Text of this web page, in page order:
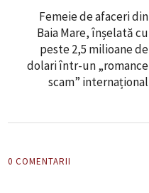
Femeie de afaceri din
Baia Mare, înșelată cu
peste 2,5 milioane de
dolari într-un „romance
scam” internațional
0 COMENTARII